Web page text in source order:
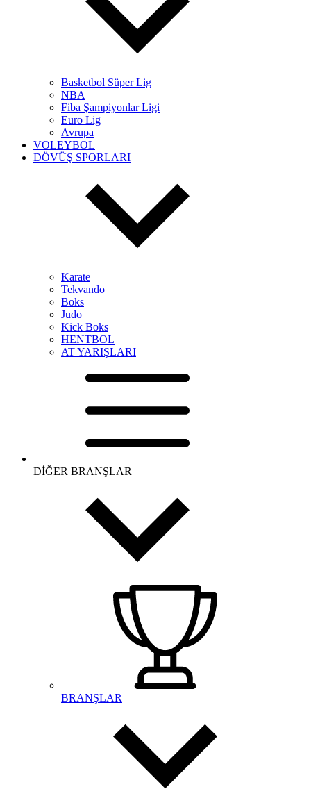
Basketbol Süper Lig
NBA
Fiba Şampiyonlar Ligi
Euro Lig
Avrupa
VOLEYBOL
DÖVÜŞ SPORLARI
Karate
Tekvando
Boks
Judo
Kick Boks
HENTBOL
AT YARIŞLARI
DİĞER BRANŞLAR
BRANŞLAR